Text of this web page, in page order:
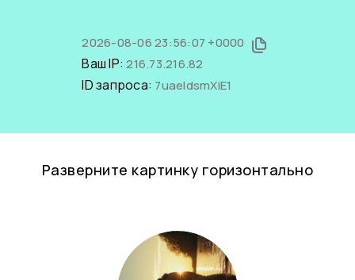
2026-08-06 23:56:07 +0000
Ваш IP:216.73.216.82
ID запроса: 7uaeldsmXiE1
Разверните картинку горизонтально